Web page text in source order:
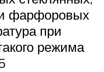
фарфоровых
при
режима